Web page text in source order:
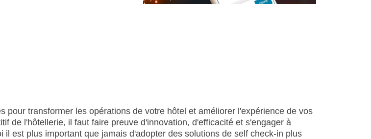
pour transformer les opérations de votre hôtel et améliorer l'expérience de vos
de l'hôtellerie, il faut faire preuve d'innovation, d'efficacité et s'engager à
est plus important que jamais d'adopter des solutions de self check-in plus